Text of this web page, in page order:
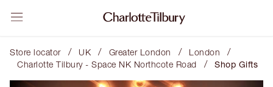
Store locator / UK / Greater London / London /
Charlotte Tilbury - Space NK Northcote Road / Shop Gifts